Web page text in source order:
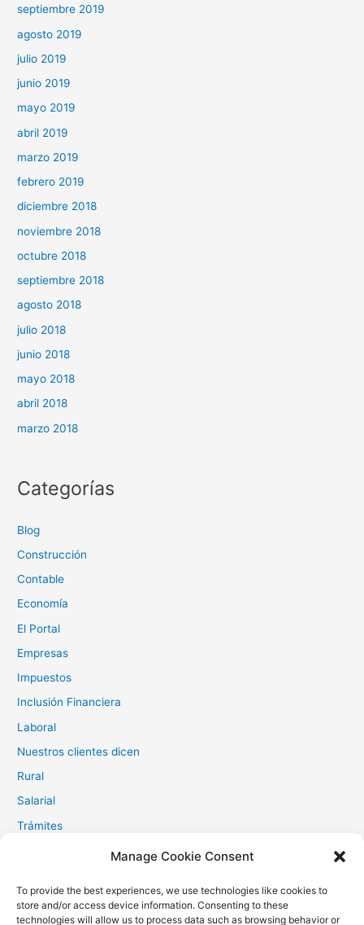
Manage Cookie Consent
To provide the best experiences, we use technologies like cookies to
store and/or access device information. Consenting to these
technologies will allow us to process data such as browsing behavior or
septiembre 2019
agosto 2019
julio 2019
junio 2019
mayo 2019
abril 2019
marzo 2019
febrero 2019
diciembre 2018
noviembre 2018
octubre 2018
septiembre 2018
agosto 2018
julio 2018
junio 2018
mayo 2018
abril 2018
marzo 2018
Categorías
Blog
Construcción
Contable
Economía
El Portal
Empresas
Impuestos
Inclusión Financiera
Laboral
Nuestros clientes dicen
Rural
Salarial
Trámites
Meta